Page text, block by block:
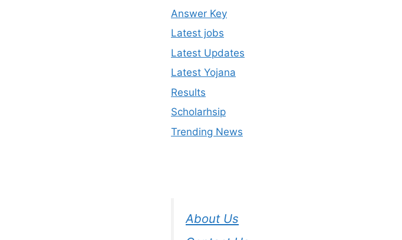
Answer Key
Latest jobs
Latest Updates
Latest Yojana
Results
Scholarhsip
Trending News
About Us